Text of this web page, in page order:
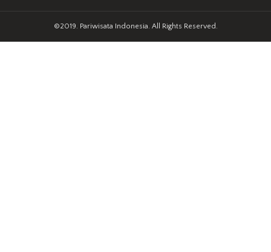
©2019. Pariwisata Indonesia. All Rights Reserved.